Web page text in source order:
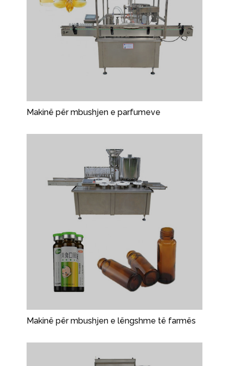
Makinë për mbushjen e parfumeve
Makinë për mbushjen e lëngshme të farmës